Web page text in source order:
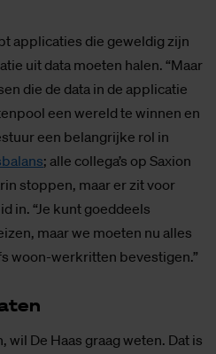
applicaties die geweldig zijn
uit data moeten halen. “Maar
die de data in de applicatie
een wereld te winnen en
een belangrijke rol in
; alle collega’s op Saxion
stoppen, maar er zit voor
in. “Je kunt goeddeels
maar we moeten nu alles
woon-werkritten bevestigen.”
wil De Haas graag weten. Dat is